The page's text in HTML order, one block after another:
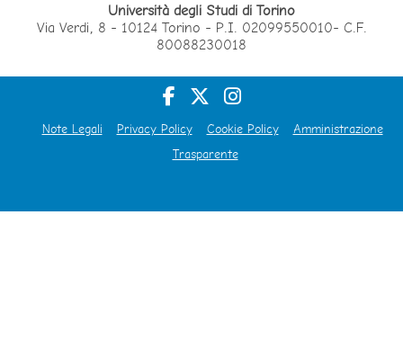
Università degli Studi di Torino
Via Verdi, 8 - 10124 Torino - P.I. 02099550010- C.F.
80088230018
Note Legali Privacy Policy Cookie Policy
Amministrazione
Trasparente